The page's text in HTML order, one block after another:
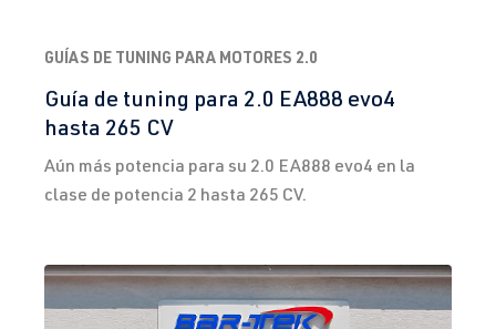
GUÍAS DE TUNING PARA MOTORES 2.0
Guía de tuning para 2.0 EA888 evo4
hasta 265 CV
Aún más potencia para su 2.0 EA888 evo4 en la
clase de potencia 2 hasta 265 CV.